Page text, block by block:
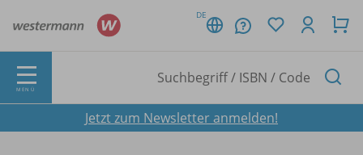
DE
MENÜ
Jetzt zum Newsletter anmelden!